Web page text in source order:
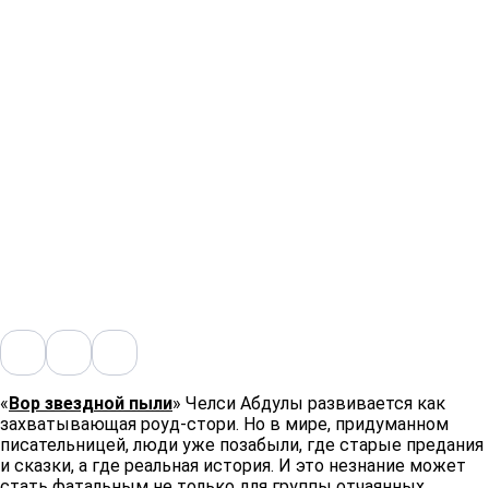
«Вор звездной пыли» Челси Абдулы развивается как
захватывающая роуд-стори. Но в мире, придуманном
писательницей, люди уже позабыли, где старые предания
и сказки, а где реальная история. И это незнание может